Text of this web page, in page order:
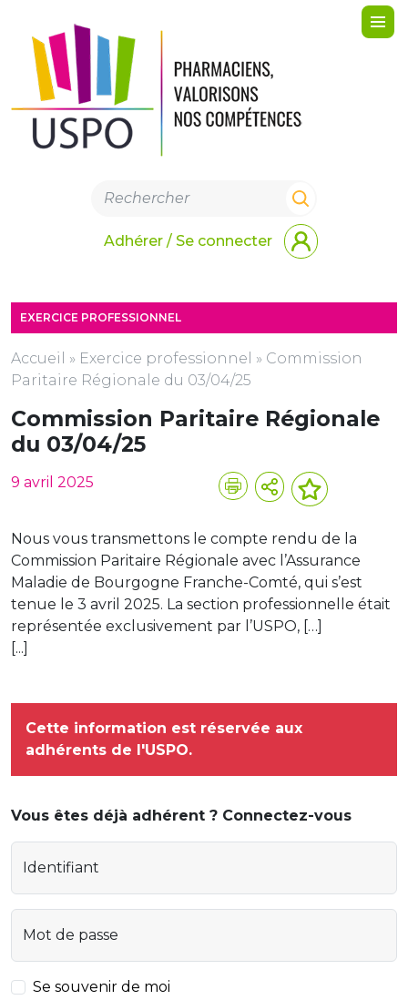
Adhérer / Se connecter
EXERCICE PROFESSIONNEL
Accueil » Exercice professionnel » Commission
Paritaire Régionale du 03/04/25
Commission Paritaire Régionale
du 03/04/25
9 avril 2025
Nous vous transmettons le compte rendu de la
Commission Paritaire Régionale avec l’Assurance
Maladie de Bourgogne Franche-Comté, qui s’est
tenue le 3 avril 2025. La section professionnelle était
représentée exclusivement par l’USPO, […]
[...]
Cette information est réservée aux
adhérents de l'USPO.
Vous êtes déjà adhérent ? Connectez-vous
Identifiant
Mot de passe
Se souvenir de moi